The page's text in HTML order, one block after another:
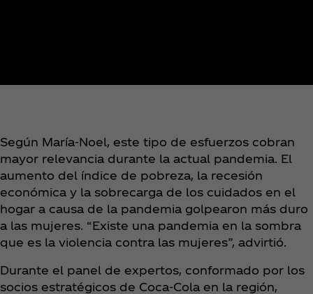
Según María-Noel, este tipo de esfuerzos cobran
mayor relevancia durante la actual pandemia. El
aumento del índice de pobreza, la recesión
económica y la sobrecarga de los cuidados en el
hogar a causa de la pandemia golpearon más duro
a las mujeres. “Existe una pandemia en la sombra
que es la violencia contra las mujeres”, advirtió.
Durante el panel de expertos, conformado por los
socios estratégicos de Coca‑Cola en la región,